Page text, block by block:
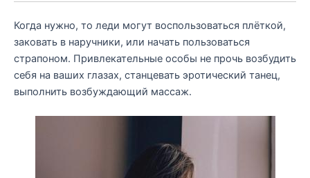
Когда нужно, то леди могут воспользоваться плёткой,
заковать в наручники, или начать пользоваться
страпоном. Привлекательные особы не прочь возбудить
себя на ваших глазах, станцевать эротический танец,
выполнить возбуждающий массаж.